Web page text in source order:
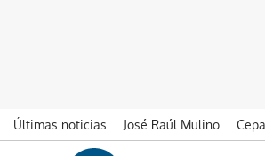
Últimas noticias José Raúl Mulino
Ir al contenido